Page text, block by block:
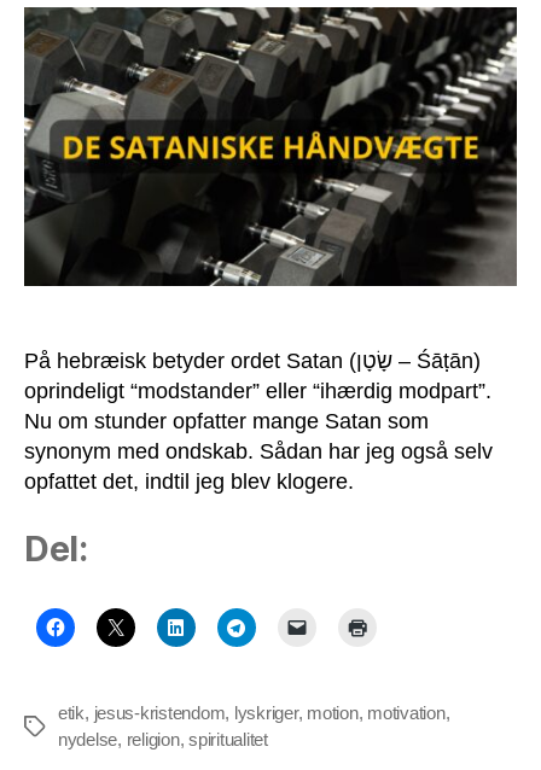
og
den
skadelige
Satan
På hebræisk betyder ordet Satan (שָׂטָן – Śāṭān)
oprindeligt “modstander” eller “ihærdig modpart”.
Nu om stunder opfatter mange Satan som
synonym med ondskab. Sådan har jeg også selv
opfattet det, indtil jeg blev klogere.
Del:
Tags
etik, jesus-kristendom, lyskriger, motion, motivation,
nydelse, religion,spiritualitet